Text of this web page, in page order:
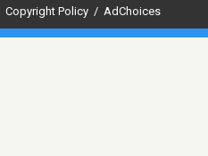
Copyright Policy / AdChoices